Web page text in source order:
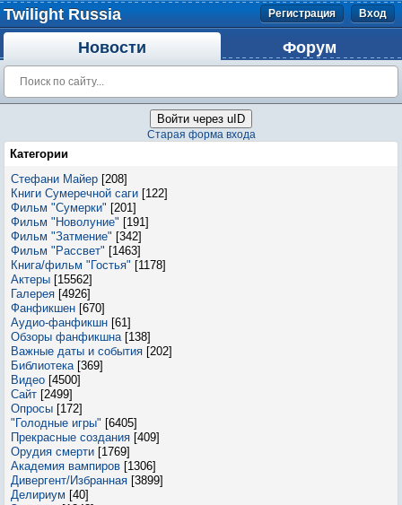
Twilight Russia Регистрация Вход
Новости Форум
Войти через uID
Старая форма входа
Категории
Стефани Майер [208]
Книги Сумеречной саги [122]
Фильм "Сумерки" [201]
Фильм "Новолуние" [191]
Фильм "Затмение" [342]
Фильм "Рассвет" [1463]
Книга/фильм "Гостья" [1178]
Актеры [15562]
Галерея [4926]
Фанфикшен [670]
Аудио-фанфикшн [61]
Обзоры фанфикшна [138]
Важные даты и события [202]
Библиотека [369]
Видео [4500]
Сайт [2499]
Опросы [172]
"Голодные игры" [6405]
Прекрасные создания [409]
Орудия смерти [1769]
Академия вампиров [1306]
Дивергент/Избранная [3899]
Делириум [40]